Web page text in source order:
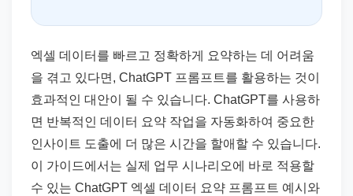
엑셀 데이터를 빠르고 정확하게 요약하는 데 어려움
을 겪고 있다면, ChatGPT 프롬프트를 활용하는 것이
효과적인 대안이 될 수 있습니다. ChatGPT를 사용하
면 반복적인 데이터 요약 작업을 자동화하여 중요한
인사이트 도출에 더 많은 시간을 할애할 수 있습니다.
이 가이드에서는 실제 업무 시나리오에 바로 적용할
수 있는 ChatGPT 엑셀 데이터 요약 프롬프트 예시와